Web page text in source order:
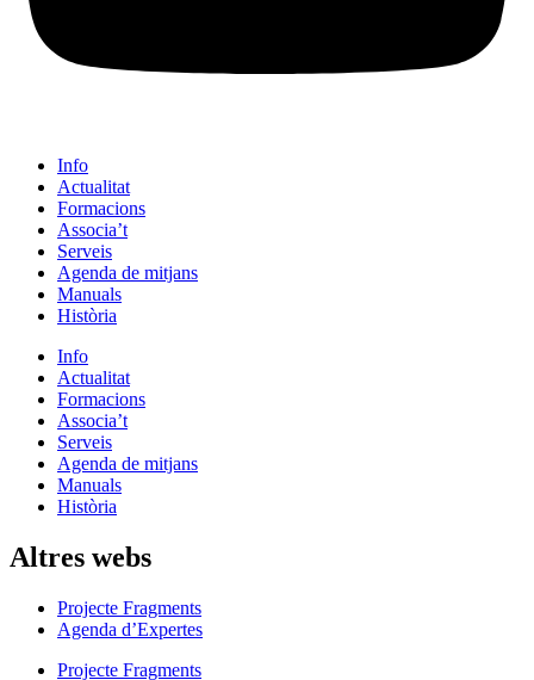
Info
Actualitat
Formacions
Associa’t
Serveis
Agenda de mitjans
Manuals
Història
Info
Actualitat
Formacions
Associa’t
Serveis
Agenda de mitjans
Manuals
Història
Altres webs
Projecte Fragments
Agenda d’Expertes
Projecte Fragments